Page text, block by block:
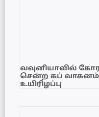
வவுனியாவில் கோர
சென்ற கப் வாகனம்
உயிரிழப்பு